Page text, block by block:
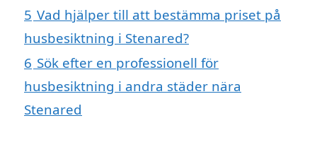
5 Vad hjälper till att bestämma priset på
husbesiktning i Stenared?
6 Sök efter en professionell för
husbesiktning i andra städer nära
Stenared